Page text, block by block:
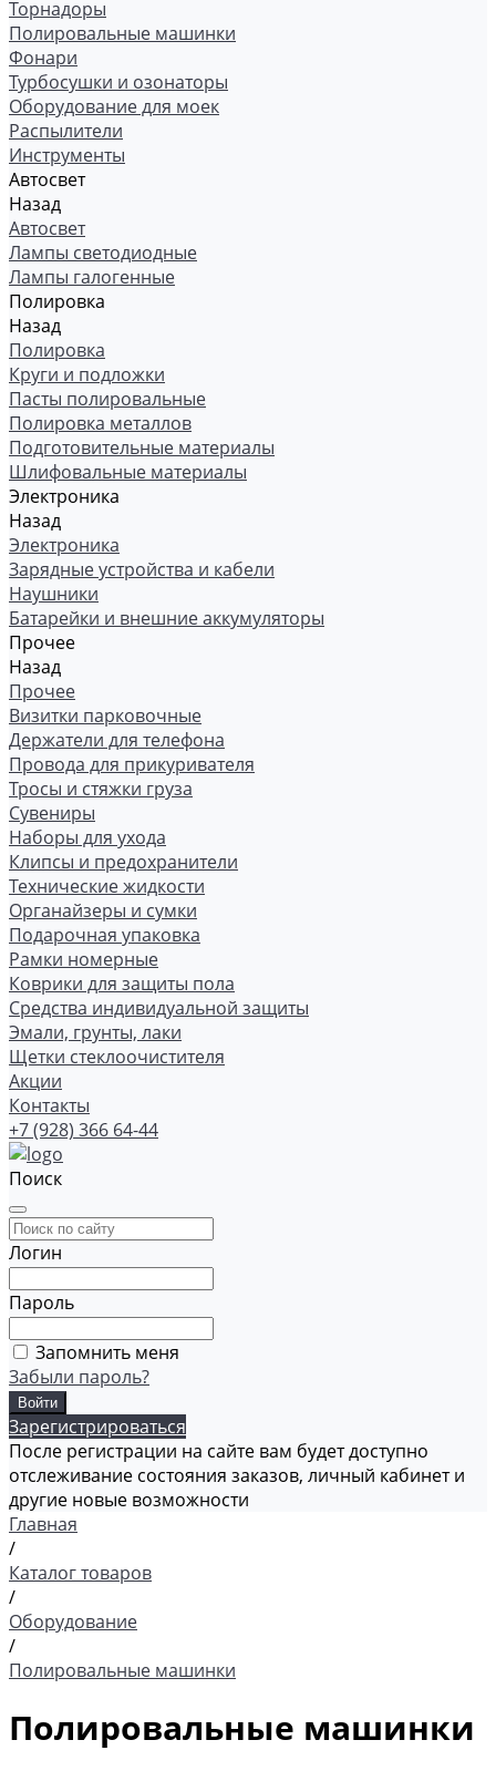
Торнадоры
Полировальные машинки
Фонари
Турбосушки и озонаторы
Оборудование для моек
Распылители
Инструменты
Автосвет
Назад
Автосвет
Лампы светодиодные
Лампы галогенные
Полировка
Назад
Полировка
Круги и подложки
Пасты полировальные
Полировка металлов
Подготовительные материалы
Шлифовальные материалы
Электроника
Назад
Электроника
Зарядные устройства и кабели
Наушники
Батарейки и внешние аккумуляторы
Прочее
Назад
Прочее
Визитки парковочные
Держатели для телефона
Провода для прикуривателя
Тросы и стяжки груза
Сувениры
Наборы для ухода
Клипсы и предохранители
Технические жидкости
Органайзеры и сумки
Подарочная упаковка
Рамки номерные
Коврики для защиты пола
Средства индивидуальной защиты
Эмали, грунты, лаки
Щетки стеклоочистителя
Акции
Контакты
+7 (928) 366 64-44
Поиск
Логин
Пароль
Запомнить меня
Забыли пароль?
Зарегистрироваться
После регистрации на сайте вам будет доступно
отслеживание состояния заказов, личный кабинет и
другие новые возможности
Главная
/
Каталог товаров
/
Оборудование
/
Полировальные машинки
Полировальные машинки